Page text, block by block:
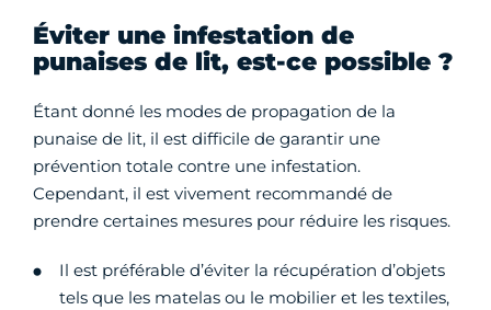
Éviter une infestation de
punaises de lit, est-ce possible ?
Étant donné les modes de propagation de la
punaise de lit, il est difficile de garantir une
prévention totale contre une infestation.
Cependant, il est vivement recommandé de
prendre certaines mesures pour réduire les risques.
Il est préférable d’éviter la récupération d’objets
tels que les matelas ou le mobilier et les textiles,